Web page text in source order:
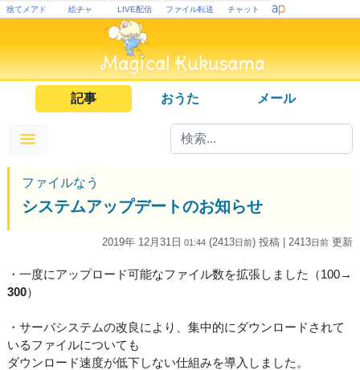
捨てメアド 絵チャ LIVE配信 ファイル転送 チャット
記事 おうた メール
ファイルなう
システムアップデートのお知らせ
2019年 12月31日 01:44 (2413日前) 投稿 | 2413日前 更新
・一度にアップロード可能なファイル数を拡張しました（100→
300）
・サーバシステムの改良により、集中的にダウンロードされて
いるファイルについても
ダウンロード速度が低下しない仕組みを導入しました。